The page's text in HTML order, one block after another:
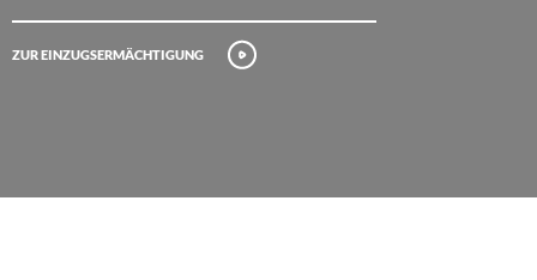
Zur Einzugsermächtigung